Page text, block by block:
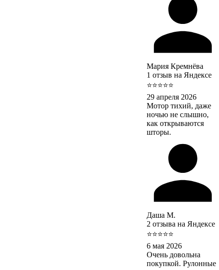
Мария Кремнёва
1 отзыв на Яндексе
⭐⭐⭐⭐⭐
29 апреля 2026
Мотор тихий, даже
ночью не слышно,
как открываются
шторы.
Даша М.
2 отзыва на Яндексе
⭐⭐⭐⭐⭐
6 мая 2026
Очень довольна
покупкой. Рулонные